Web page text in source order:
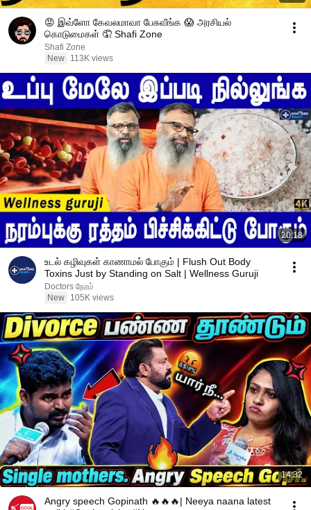
😡 இவ்ளோ கேவலமாவா பேசுவீங்க 😱 அரசியல்
கொடுமைகள் 🤦 Shafi Zone
Shafi Zone
New
113K views
20:18
உடல் கழிவுகள் காணாமல் போகும் | Flush Out Body
Toxins Just by Standing on Salt | Wellness Guruji
Doctors நேரம்
New
105K views
14:32
Angry speech Gopinath 🔥🔥🔥| Neeya naana latest